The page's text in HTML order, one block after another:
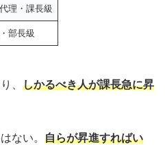
理・課長級
部長級
、 しかるべき人が課長急に昇
ない。 自らが昇進すればい